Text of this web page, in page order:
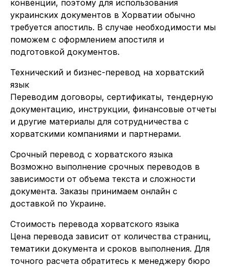
конвенции, поэтому для использования
украинских документов в Хорватии обычно
требуется апостиль. В случае необходимости мы
поможем с оформлением апостиля и
подготовкой документов.
Технический и бизнес-перевод на хорватский
язык
Переводим договоры, сертификаты, тендерную
документацию, инструкции, финансовые отчеты
и другие материалы для сотрудничества с
хорватскими компаниями и партнерами.
Срочный перевод с хорватского языка
Возможно выполнение срочных переводов в
зависимости от объема текста и сложности
документа. Заказы принимаем онлайн с
доставкой по Украине.
Стоимость перевода хорватского языка
Цена перевода зависит от количества страниц,
тематики документа и сроков выполнения. Для
точного расчета обратитесь к менеджеру бюро